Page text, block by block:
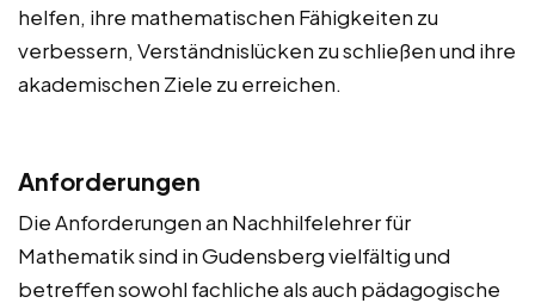
helfen, ihre mathematischen Fähigkeiten zu
verbessern, Verständnislücken zu schließen und ihre
akademischen Ziele zu erreichen.
Anforderungen
Die Anforderungen an Nachhilfelehrer für
Mathematik sind in Gudensberg vielfältig und
betreffen sowohl fachliche als auch pädagogische